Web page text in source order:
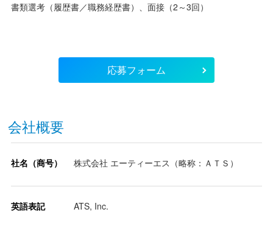
書類選考（履歴書／職務経歴書）、面接（2～3回）
応募フォーム
会社概要
社名（商号） 株式会社 エーティーエス（略称：ＡＴＳ）
英語表記 ATS, Inc.